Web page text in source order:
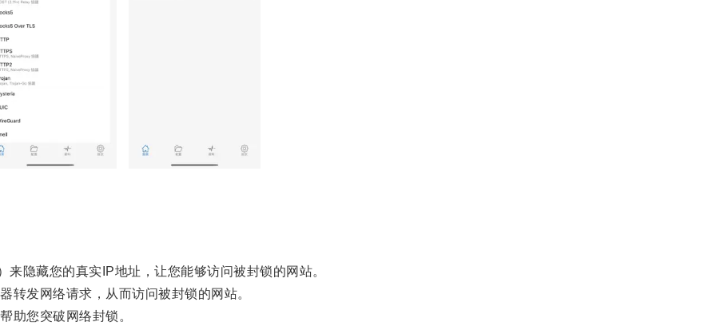
藏您的真实IP地址，让您能够访问被封锁的网站。
发网络请求，从而访问被封锁的网站。
您突破网络封锁。